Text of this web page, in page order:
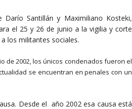
Santillán y Maximiliano Kosteki,
el 25 y 26 de junio a la vigilia y corte
los militantes sociales.
de 2002, los únicos condenados fueron el
se encuentran en penales con un
Desde el año 2002 esa causa está